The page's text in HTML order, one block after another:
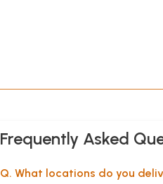
Frequently Asked
Q. What locations do you